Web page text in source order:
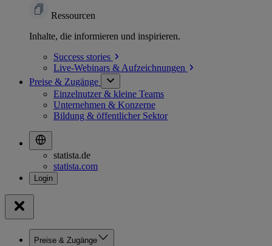
Ressourcen
Inhalte, die informieren und inspirieren.
Success stories
Live-Webinars & Aufzeichnungen
Preise & Zugänge
Einzelnutzer & kleine Teams
Unternehmen & Konzerne
Bildung & öffentlicher Sektor
statista.de
statista.com
Preise & Zugänge